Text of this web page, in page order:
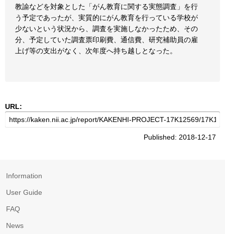
教諭などを対象とした「がん教育に関する実態調査」を行
う予定であったが、実質的にがん教育を行っている学校が
少ないという状況から、調査を実施しなかったため、その
分、予定していた調査票印刷費、通信費、研究補助員の雇
上げ等の支出がなく、次年度へ持ち越しとなった。
URL:
Published: 2018-12-17
Information
User Guide
FAQ
News